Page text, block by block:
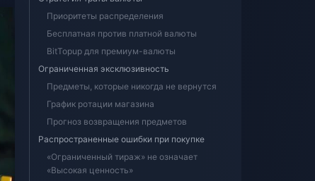
Приоритеты распределения
Бесплатная против платной валюты
BitTopup для премиум-валюты
Ограниченная эксклюзивность
Предметы, которые никогда не вернутся
График ротации магазина
Прогноз возвращения предметов
Распространенные ошибки при покупке
«Ограниченный тираж» не означает
«Высокая ценность»